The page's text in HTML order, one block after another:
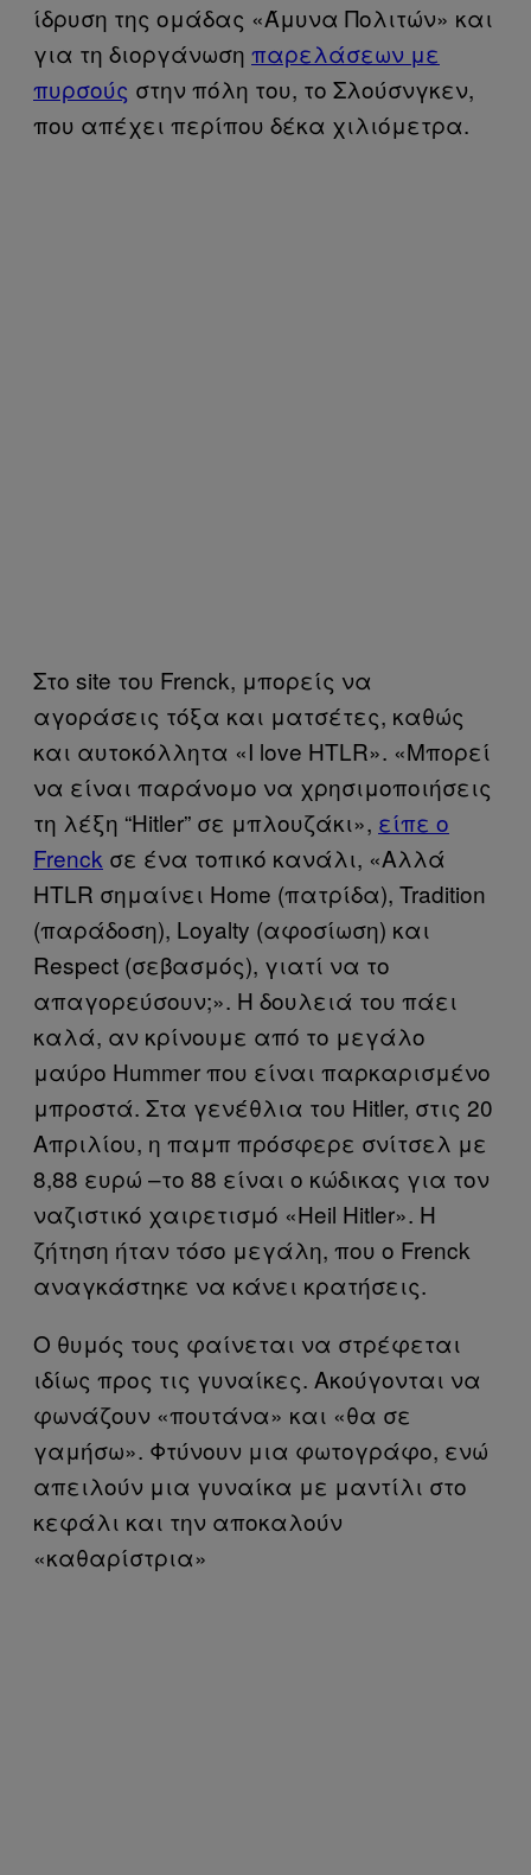
ίδρυση της ομάδας «Άμυνα Πολιτών» και
για τη διοργάνωση παρελάσεων με
πυρσούς στην πόλη του, το Σλούσνγκεν,
που απέχει περίπου δέκα χιλιόμετρα.
Στο site του Frenck, μπορείς να
αγοράσεις τόξα και ματσέτες, καθώς
και αυτοκόλλητα «I love HTLR». «Μπορεί
να είναι παράνομο να χρησιμοποιήσεις
τη λέξη “Hitler” σε μπλουζάκι», είπε ο
Frenck σε ένα τοπικό κανάλι, «Αλλά
HTLR σημαίνει Home (πατρίδα), Tradition
(παράδοση), Loyalty (αφοσίωση) και
Respect (σεβασμός), γιατί να το
απαγορεύσουν;». Η δουλειά του πάει
καλά, αν κρίνουμε από το μεγάλο
μαύρο Hummer που είναι παρκαρισμένο
μπροστά. Στα γενέθλια του Hitler, στις 20
Απριλίου, η παμπ πρόσφερε σνίτσελ με
8,88 ευρώ –το 88 είναι ο κώδικας για τον
ναζιστικό χαιρετισμό «Heil Hitler». Η
ζήτηση ήταν τόσο μεγάλη, που ο Frenck
αναγκάστηκε να κάνει κρατήσεις.
Ο θυμός τους φαίνεται να στρέφεται
ιδίως προς τις γυναίκες. Ακούγονται να
φωνάζουν «πουτάνα» και «θα σε
γαμήσω». Φτύνουν μια φωτογράφο, ενώ
απειλούν μια γυναίκα με μαντίλι στο
κεφάλι και την αποκαλούν
«καθαρίστρια»